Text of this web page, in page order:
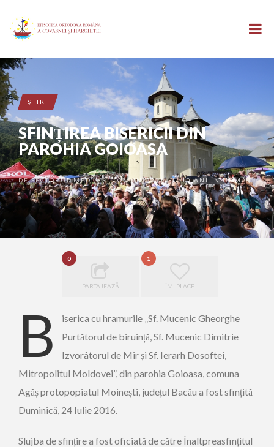
ŞTIRI
SFINȚIREA BISERICII DIN
PAROHIA GOIOASA
DESECTORUL MEDIA ȘI COMUNICAȚII •10 ANI ÎN URMĂ
0
PARTAJEAZĂ
1
ÎMI PLACE
B
iserica cu hramurile „Sf. Mucenic Gheorghe
Purtătorul de biruință, Sf. Mucenic Dimitrie
Izvorâtorul de Mir și Sf. Ierarh Dosoftei,
Mitropolitul Moldovei”, din parohia Goioasa, comuna
Agăș protopopiatul Moinești, județul Bacău a fost sfințită
Duminică, 24 Iulie 2016.
Slujba de sfințire a fost oficiată de către Înaltpreasfințitul